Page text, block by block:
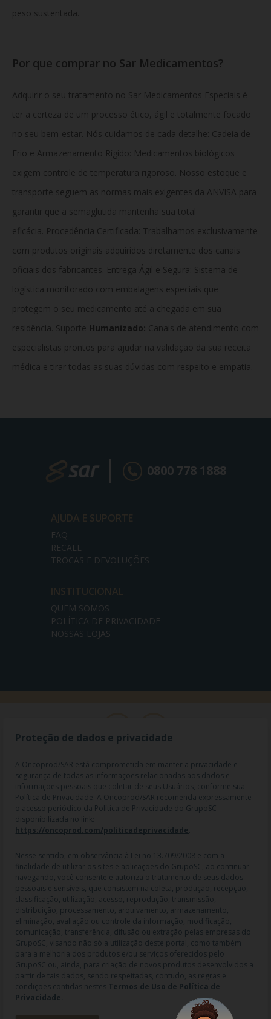
peso sustentada.
Por que comprar no Sar Medicamentos?
Adquirir o seu tratamento no Sar Medicamentos Especiais é
ter a certeza de um processo ético, ágil e totalmente focado
no seu bem-estar. Nós cuidamos de cada detalhe: Cadeia de
Frio e Armazenamento Rígido: Medicamentos biológicos
exigem controle de temperatura rigoroso. Nosso estoque e
transporte seguem as normas mais exigentes da ANVISA para
garantir que a semaglutida mantenha sua total
eficácia. Procedência Certificada: Trabalhamos exclusivamente
com produtos originais adquiridos diretamente dos canais
oficiais dos fabricantes. Entrega Ágil e Segura: Sistema de
logística monitorado com embalagens especiais que
protegem o seu medicamento até a chegada em sua
residência. Suporte Humanizado: Canais de atendimento com
especialistas prontos para ajudar na validação da sua receita
médica e tirar todas as suas dúvidas com respeito e empatia.
0800 778 1888
AJUDA E SUPORTE
FAQ
RECALL
TROCAS E DEVOLUÇÕES
INSTITUCIONAL
QUEM SOMOS
POLÍTICA DE PRIVACIDADE
NOSSAS LOJAS
RAZÃO SOCIAL: ONCO PROD DIST. DE PROD. HOSP. E ONCOL. LTDA |
04.307.650/0019-64 | IE: 119.242.793.110 | Endereço R: Olimpíadas, nº
100 2º andar CJ 21 22 - Vila Olímpia - SP | Cep: 04551-000 |
Farmacêutico responsável: Dra. Gislaine Lopes de Jesus - CRF/SP 47509
| AFE: 7.60997-7 | CMVS: 355030801-477-010609-1-0.
As informações contidas neste site não devem ser usadas para
automedicação e não substituem, em hipótese alguma, as orientações
dadas pelo profissional da área médica. Somente o médico está apto a
diagnosticar qualquer problema de saúde e prescrever o tratamento
adequado. Ao persistirem os sintomas, um médico deverá ser
consultado. Os preços, as promoções, o frete e as condições de
pagamento divulgados no site são válidos apenas para compras feitas
pela internet. Todos os pedidos efetuados estão sujeitos à
confirmação da disponibilidade de produto em nosso estoque.
Maiores esclarecimentos, consultar o site: www.anvisa.gov.br.
Proteção de dados e privacidade
A Oncoprod/SAR está comprometida em manter a privacidade e
segurança de todas as informações relacionadas aos dados e
informações pessoais que coletar de seus Usuários, conforme sua
Política de Privacidade. A Oncoprod/SAR recomenda expressamente
o acesso periódico da Política de Privacidade do GrupoSC
disponibilizada no link:
https://oncoprod.com/politicadeprivacidade
Nesse sentido, em observância à Lei no 13.709/2008 e com a
finalidade de utilizar os sites e aplicações do GrupoSC, ao continuar
navegando, você consente e autoriza o tratamento de seus dados
pessoais e sensíveis, que consistem na coleta, produção, recepção,
classificação, utilização, acesso, reprodução, transmissão,
distribuição, processamento, arquivamento, armazenamento,
eliminação, avaliação ou controle da informação, modificação,
comunicação, transferência, difusão ou extração pelas empresas do
GrupoSC, visando não só a utilização deste portal, como também
para a melhoria dos produtos e/ou serviços oferecidos pelo
GrupoSC ou, ainda, para criação de novos produtos desenvolvidos a
partir de tais dados, sendo respeitadas, contudo, as regras e
condições contidas nestes Termos de Uso de Política de
Privacidade.